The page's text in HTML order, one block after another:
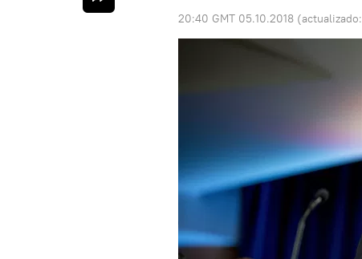
20:40 GMT 05.10.2018 (actualizado: